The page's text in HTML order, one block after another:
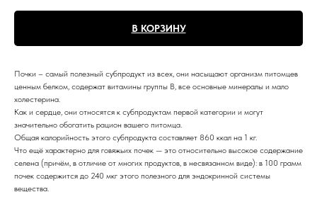
В КОРЗИНУ
Почки – самый полезный субпродукт из всех, они насыщают организм питомцев
ценным белком, содержат витамины группы B, все основные минералы и мало
холестерина.
Как и сердце, они относятся к субпродуктам первой категории и могут
значительно обогатить рацион вашего питомца.
Общая калорийность этого субпродукта составляет 860 ккал на 1 кг.
Что ещё характерно для говяжьих почек — это относительно высокое содержание
селена (причём, в отличие от многих продуктов, в несвязанном виде): в 100 грамм
почек содержится до 240 мкг этого полезного для эндокринной системы
вещества.